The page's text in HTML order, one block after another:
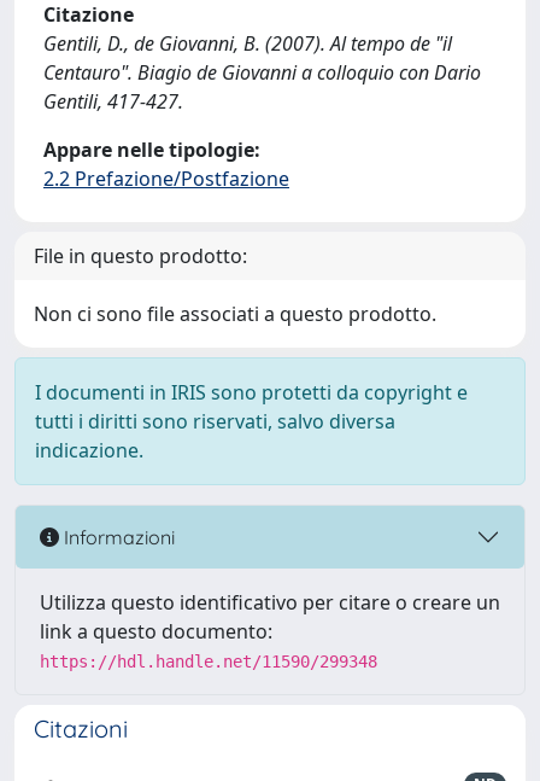
Citazione
Gentili, D., de Giovanni, B. (2007). Al tempo de "il
Centauro". Biagio de Giovanni a colloquio con Dario
Gentili, 417-427.
Appare nelle tipologie:
2.2 Prefazione/Postfazione
File in questo prodotto:
Non ci sono file associati a questo prodotto.
I documenti in IRIS sono protetti da copyright e
tutti i diritti sono riservati, salvo diversa
indicazione.
Informazioni
Utilizza questo identificativo per citare o creare un
link a questo documento:
https://hdl.handle.net/11590/299348
Citazioni